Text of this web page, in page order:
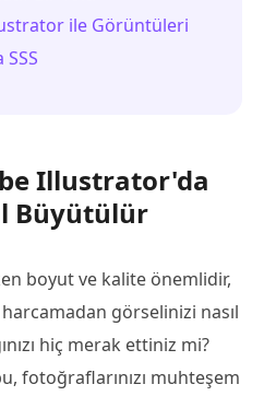
ile Görüntüleri
Illustrator'da
Büyütülür
boyut ve kalite önemlidir,
görselinizi nasıl
hiç merak ettiniz mi?
fotoğraflarınızı muhteşem